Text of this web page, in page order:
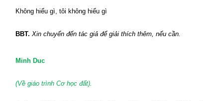
Không hiểu gì, tôi không hiểu gì
BBT. Xin chuyển đến tác giả để giải thích thêm, nếu cần.
Minh Duc
(Về giáo trình Cơ học đất).